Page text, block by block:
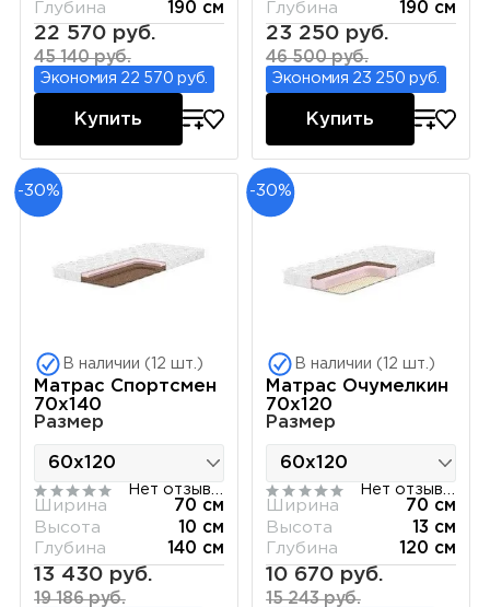
Глубина
190 см
22 570 руб.
45 140 руб.
Экономия 22 570 руб.
Купить
Глубина
190 см
23 250 руб.
46 500 руб.
Экономия 23 250 руб.
Купить
-30%
В наличии (12 шт.)
Матрас Спортсмен
70х140
Размер
Ширина
70 см
Высота
10 см
Глубина
140 см
13 430 руб.
19 186 руб.
-30%
В наличии (12 шт.)
Матрас Очумелкин
70х120
Размер
Ширина
70 см
Высота
13 см
Глубина
120 см
10 670 руб.
15 243 руб.